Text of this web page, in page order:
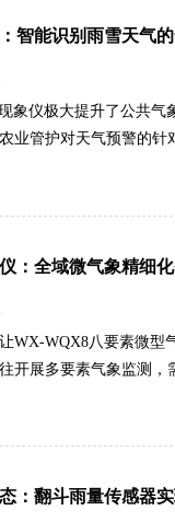
低管网故障发生率，减
水资源。.....
智能识别雨雪天气
象仪极大提升了公共
业管护对天气预警的
助防汛部门精准研判
防灾减灾能力。.....
：全域微气象精细
WX-WQX8八要素微型
开展多要素气象监测
体结构简洁规整，无
境稳定运行，全年不间
：翻斗雨量传感器